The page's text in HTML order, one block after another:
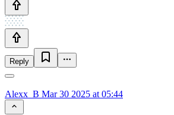
Reply
Alexx_B Mar 30 2025 at 05:44